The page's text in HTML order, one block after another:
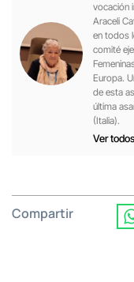
vocación
Araceli
en todos
comité
Europa.
de esta
última
(Italia).
Ver
Compartir